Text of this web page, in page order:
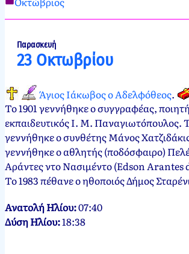
Νεκτάριος
22
201222
Οκτωβρίου,
Παρασκευή
23 Οκτωβρίου
Άγιος Ιάκωβος ο Αδελφόθεος.
Το 1901 γεννήθηκε ο συγγραφέας,
εκπαιδευτικός Ι. Μ. Παναγιωτόπουλος.
γεννήθηκε ο συνθέτης Μάνος
γεννήθηκε ο αθλητής (ποδόσφαιρο)
Αράντες ντο Νασιμέντο (Edson Arantes
Το 1983 πέθανε ο ηθοποιός Δήμος
Ανατολή Ηλίου:07:40
Δύση Ηλίου:18:38